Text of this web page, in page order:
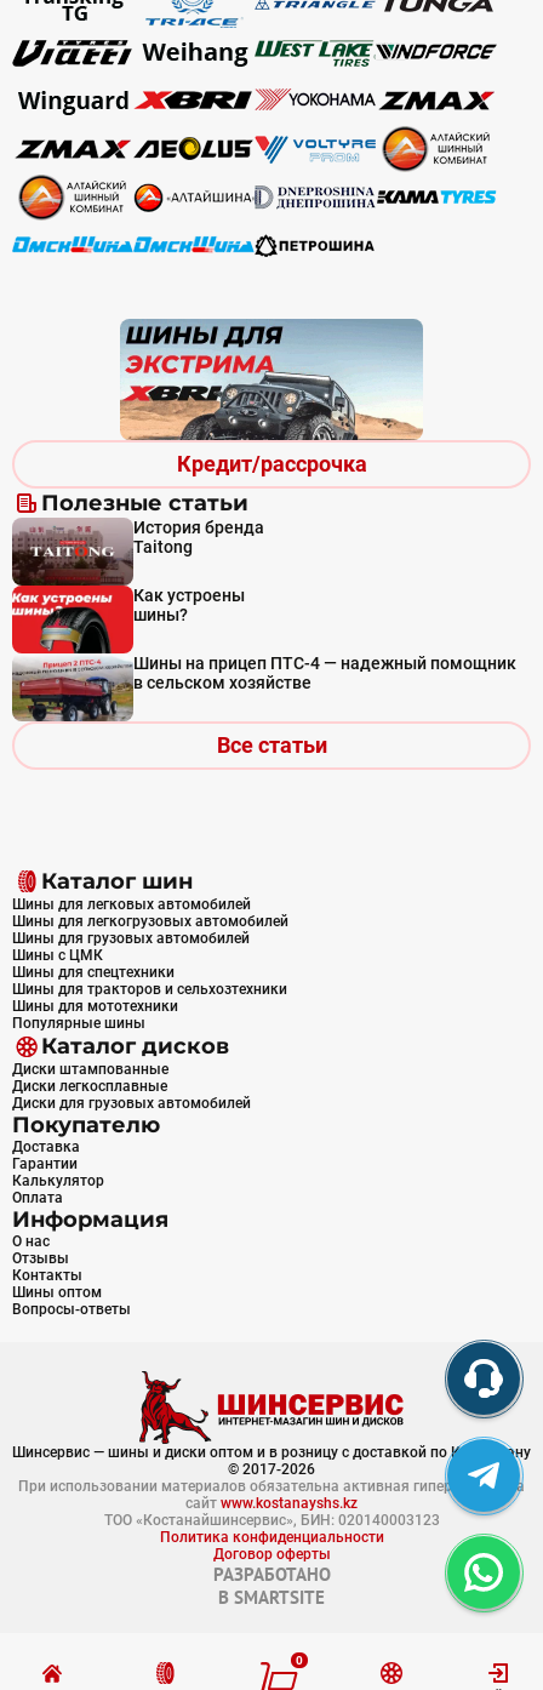
0
Кредит/рассрочка
Полезные статьи
История бренда
Taitong
Как устроены
шины?
Шины на прицеп ПТС-4 — надежный помощник
в сельском хозяйстве
Все статьи
Каталог шин
Шины для легковых автомобилей
Шины для легкогрузовых автомобилей
Шины для грузовых автомобилей
Шины с ЦМК
Шины для спецтехники
Шины для тракторов и сельхозтехники
Шины для мототехники
Популярные шины
Каталог дисков
Диски штампованные
Диски легкосплавные
Диски для грузовых автомобилей
Покупателю
Доставка
Гарантии
Калькулятор
Оплата
Информация
О нас
Отзывы
Контакты
Шины оптом
Вопросы-ответы
Шинсервис — шины и диски оптом и в розницу с доставкой по Казахстану
© 2017-2026
При использовании материалов обязательна активная гиперссылка на
сайт www.kostanayshs.kz
ТОО «Костанайшинсервис», БИН: 020140003123
Политика конфиденциальности
Договор оферты
РАЗРАБОТАНО
В SMARTSITE